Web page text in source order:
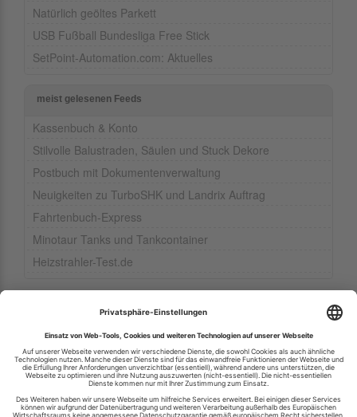
Natürlich geöltes Parkett
USB Fußball Bundesliga Free Stick
SetPoint-Automation.com: Aktuelles
meist gelesenen Feeds
Kassenbuch & Konto
Stilvolle Balustraden, Säulen und Stuck Dekore
Postbuch mit Dokumentenverwaltung
Neuigkeiten zu TurboSHK und Landrix Auftrag
Fahrtenbuch-Express
Minotaur Tanks und Tankcontainer
Heizstrahler-Test.de
Ihren RSS-Feed veröffentlichen